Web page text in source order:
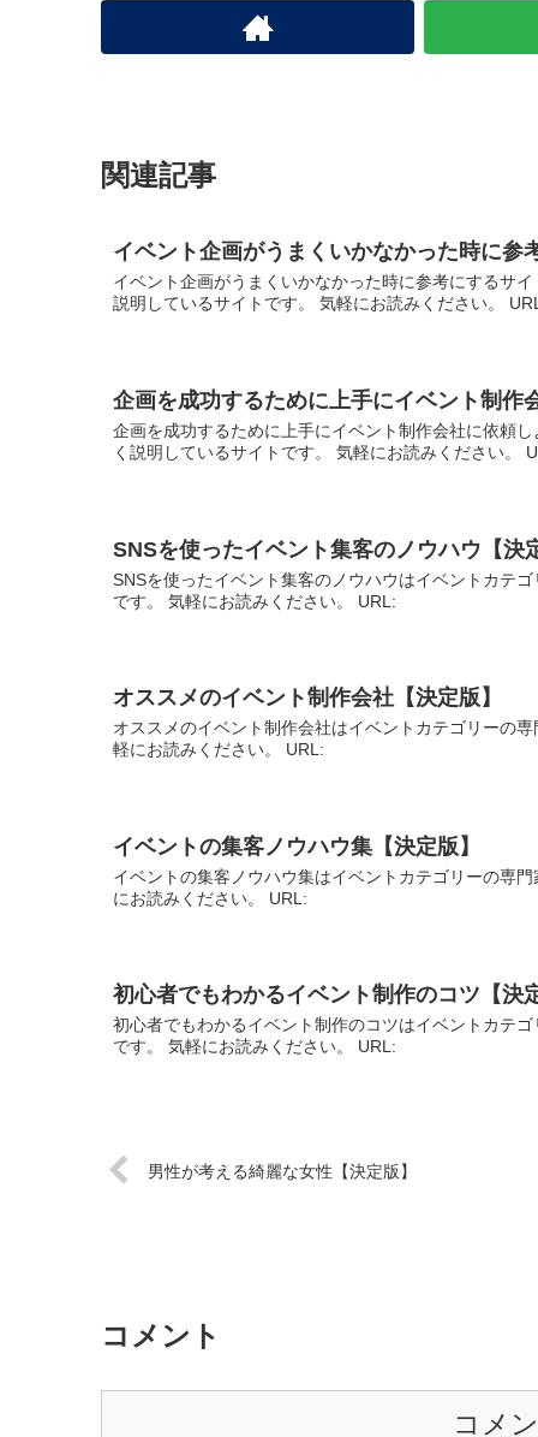
関連記事
イベント企画がうまくいかなかった時に参
イベント企画がうまくいかなかった時に参考にするサ
説明しているサイトです。 気軽にお読みください。
企画を成功するために上手にイベント制作
企画を成功するために上手にイベント制作会社に依頼
く説明しているサイトです。 気軽にお読みください。
SNSを使ったイベント集客のノウハウ【決
SNSを使ったイベント集客のノウハウはイベントカテ
です。 気軽にお読みください。 URL:
オススメのイベント制作会社【決定版】
オススメのイベント制作会社はイベントカテゴリーの
軽にお読みください。 URL:
イベントの集客ノウハウ集【決定版】
イベントの集客ノウハウ集はイベントカテゴリーの専
にお読みください。 URL:
初心者でもわかるイベント制作のコツ【決
初心者でもわかるイベント制作のコツはイベントカテ
です。 気軽にお読みください。 URL:
男性が考える綺麗な女性【決定版】
コメント
コメ